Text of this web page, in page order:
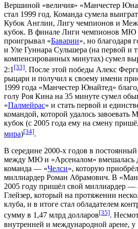
Вершиной «величия» «Манчестер
стал 1999 год. Команда сумела
Кубок Англии, Лигу чемпионов и
кубок. В финале Лиги чемпионов МЮ
проигрывал «Баварии», но благодаря
и Уле Гуннара Сульшера (на первой и
компенсированных минутах) сумел
2:1 [33]. После этой победы Алекс
рыцари и получил к своему имени
1999 года «Манчестер Юнайтед»
голу Роя Кина на 35 минуте сумел
«Палмейрас» и стать первой и
командой, которой удалось завоевать
кубок (с 2005 года ему на смену
мира)[34].
В середине 2000-х годов в постоянный
между МЮ и «Арсеналом» вмешалась
команда — «Челси», которую
миллиардер Роман Абрамович. В
2005 году пришёл свой миллиардер —
Глейзер, который на протяжении
клуба, и в итоге стал обладателем
сумму в 1,47 млрд долларов[35].
внутренней и международной арене,